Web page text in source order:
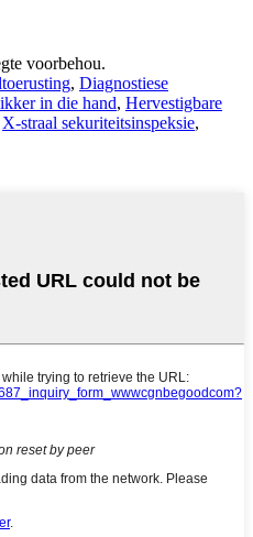
voorbehou.
, Diagnostiese
in die hand, Hervestigbare
X-straal sekuriteitsinspeksie,